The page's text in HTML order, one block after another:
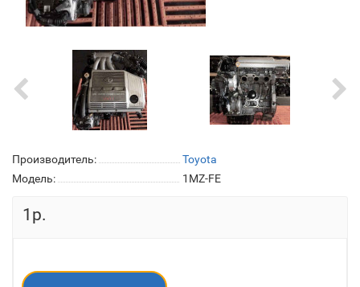
Производитель:
Toyota
Модель:
1MZ-FE
1р.